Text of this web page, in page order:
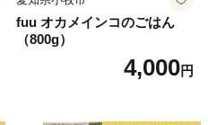
fuu オカメインコのごはん
（800g）
4,000円